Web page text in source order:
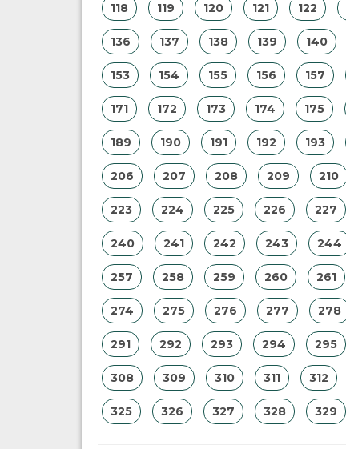
118 119 120 121 122
136 137 138 139 140
153 154 155 156 157
171 172 173 174 175
189 190 191 192 193
206 207 208 209 210
223 224 225 226 227
240 241 242 243 244
257 258 259 260 261
274 275 276 277 278
291 292 293 294 295
308 309 310 311 312
325 326 327 328 329